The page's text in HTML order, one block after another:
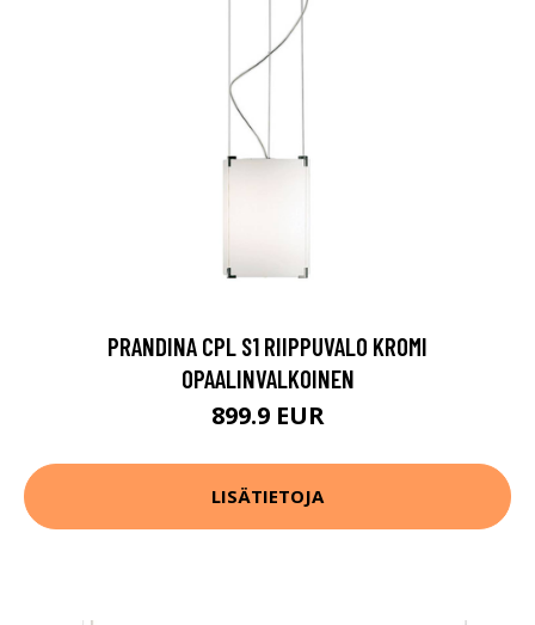
PRANDINA CPL S1 RIIPPUVALO KROMI
OPAALINVALKOINEN
899.9 EUR
LISÄTIETOJA